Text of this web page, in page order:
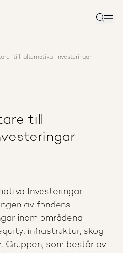
Sök
till-alternativa-investeringar
till
Investeringar
av fondens
inom områdena
infrastruktur, skog
Gruppen, som består av